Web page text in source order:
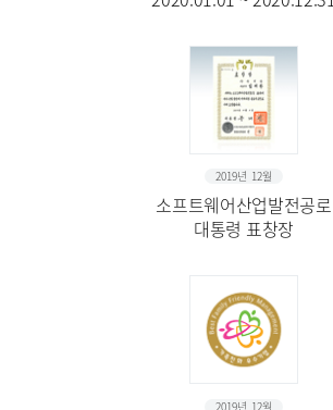
2019년 12월
소프트웨어산업발전공로
대통령 표창장
2019년 12월